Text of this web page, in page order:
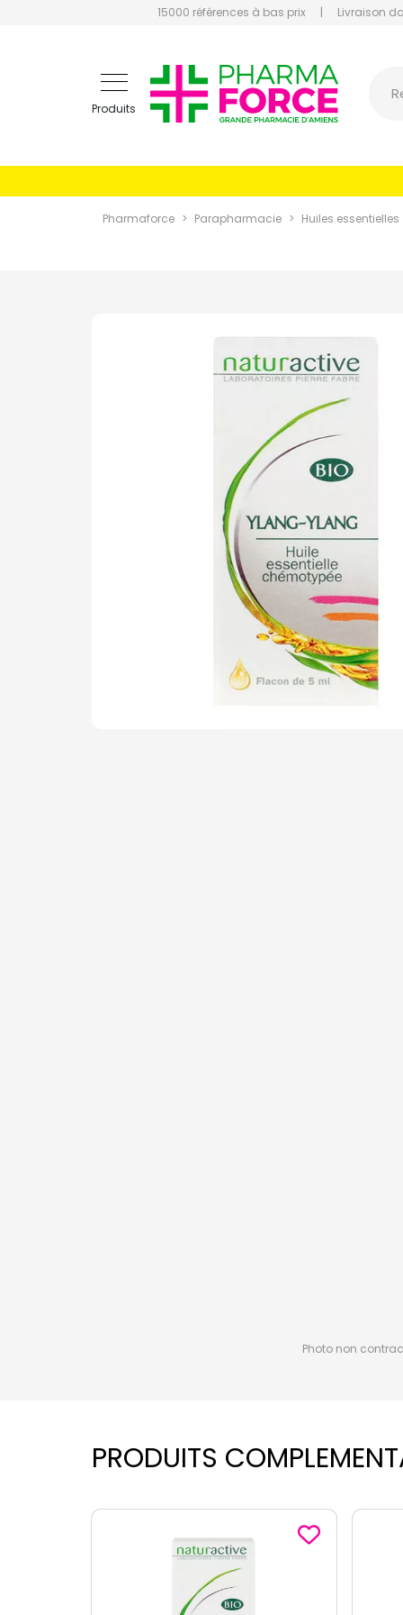
15000 références à bas prix | Livraison
Produits
Pharmaforce Parapharmacie Huiles essentielles
Photo non
PRODUITS